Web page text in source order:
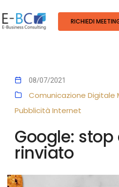
RICHIEDI
08/07/2021
Comunicazione Digitale
Pubblicità Internet
Google:
rinviato